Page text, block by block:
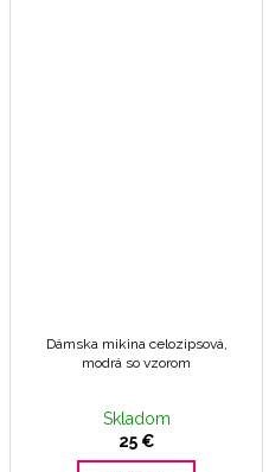
Dámska mikina celozipsová,
modrá so vzorom
Skladom
25 €